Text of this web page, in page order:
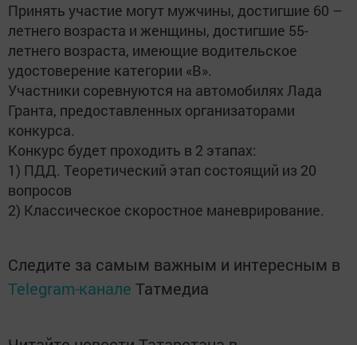
Принять участие могут мужчины, достигшие 60 –
летнего возраста и женщины, достигшие 55-
летнего возраста, имеющие водительское
удостоверение категории «B».
Участники соревнуются на автомобилях Лада
Гранта, предоставленных организаторами
конкурса.
Конкурс будет проходить в 2 этапах:
1) ПДД. Теоретический этап состоящий из 20
вопросов
2) Классическое скоростное маневрирование.
Следите за самым важным и интересным в
Telegram-канале Татмедиа